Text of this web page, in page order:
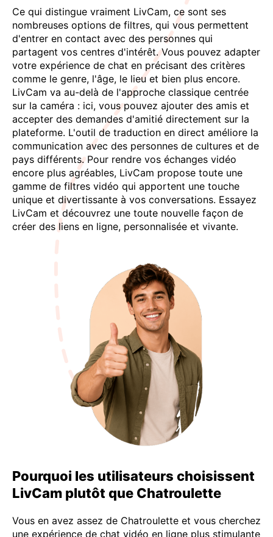
Ce qui distingue vraiment LivCam, ce sont ses
nombreuses options de filtres, qui vous permettent
d'entrer en contact avec des personnes qui
partagent vos centres d'intérêt. Vous pouvez adapter
votre expérience de chat en précisant des critères
comme le genre, l'âge, le lieu et bien plus encore.
LivCam va au-delà de l'approche classique centrée
sur la caméra : ici, vous pouvez ajouter des amis et
accepter des demandes d'amitié directement sur la
plateforme. L'outil de traduction en direct améliore la
communication avec des personnes de cultures et de
pays différents. Pour rendre vos échanges vidéo
encore plus agréables, LivCam propose toute une
gamme de filtres vidéo qui apportent une touche
unique et divertissante à vos conversations. Essayez
LivCam et découvrez une toute nouvelle façon de
créer des liens en ligne, personnalisée et vivante.
Pourquoi les utilisateurs choisissent
LivCam plutôt que Chatroulette
Vous en avez assez de Chatroulette et vous cherchez
une expérience de chat vidéo en ligne plus stimulante